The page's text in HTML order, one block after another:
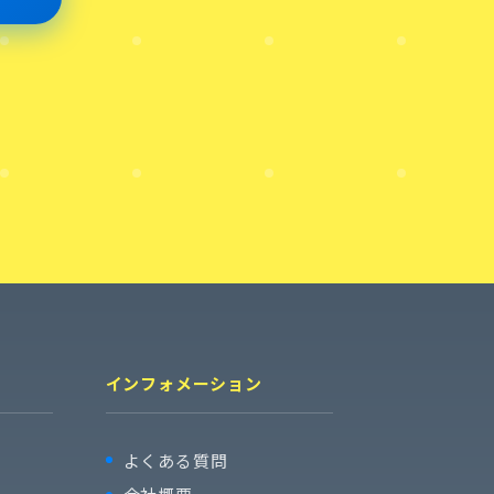
インフォメーション
よくある質問